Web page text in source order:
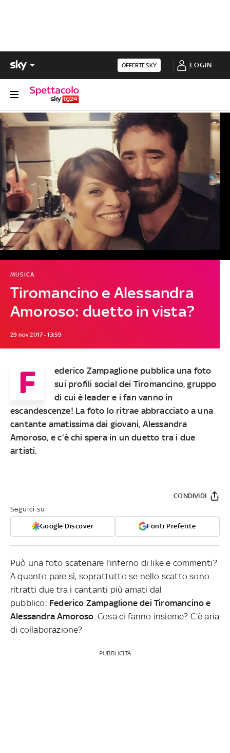
OFFERTE SKY LOGIN
Tiromancino e Alessandra
Amoroso: duetto in vista?
MUSICA
29 nov 2017 - 13:59
F ederico Zampaglione pubblica una foto
sui profili social dei Tiromancino, gruppo
di cui è leader e i fan vanno in
escandescenze! La foto lo ritrae abbracciato a una
cantante amatissima dai giovani, Alessandra
Amoroso, e c’è chi spera in un duetto tra i due
artisti.
Seguici su:
Google Discover Fonti Preferite
CONDIVIDI
Può una foto scatenare l’inferno di like e commenti?
A quanto pare sì, soprattutto se nello scatto sono
ritratti due tra i cantanti più amati dal
pubblico: Federico Zampaglione dei Tiromancino e
Alessandra Amoroso. Cosa ci fanno insieme? C’è aria
di collaborazione?
PUBBLICITÀ